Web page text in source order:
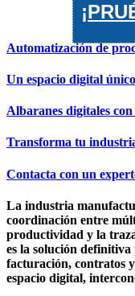
Automatización de
Un espacio digital
Albaranes digitales
Transforma tu
Contacta con un
La industria
coordinación entre
productividad y la
es la solución
facturación, contratos
espacio digital,